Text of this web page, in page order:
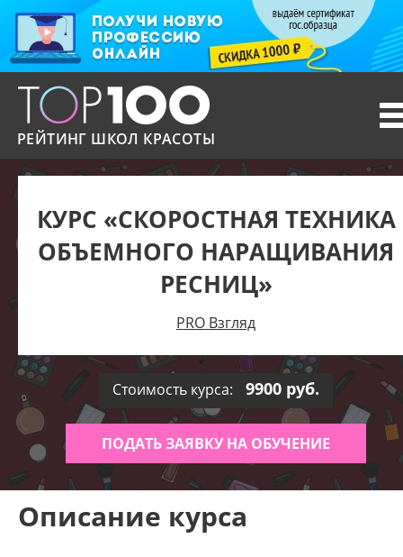
РЕЙТИНГ ШКОЛ КРАСОТЫ
КУРС «СКОРОСТНАЯ ТЕХНИКА
ОБЪЕМНОГО НАРАЩИВАНИЯ
РЕСНИЦ»
PRO Взгляд
Стоимость курса: 9900 руб.
ПОДАТЬ ЗАЯВКУ НА ОБУЧЕНИЕ
Описание курса